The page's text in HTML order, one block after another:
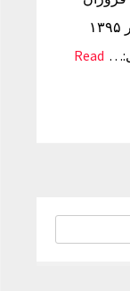
زمان دریافت خبر: سه شنبه ۲۹ تیر ۱۳۹۵
Read